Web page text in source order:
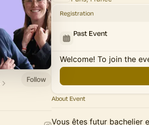
Follow
Registration
Past Event
Welcome! To join the
About Event
Vous êtes futur bachelier